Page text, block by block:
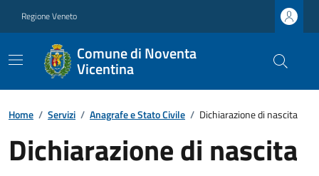
Regione Veneto
Comune di Noventa
Vicentina
Home / Servizi / Anagrafe e Stato Civile / Dichiarazione di nascita
Dichiarazione di nascita